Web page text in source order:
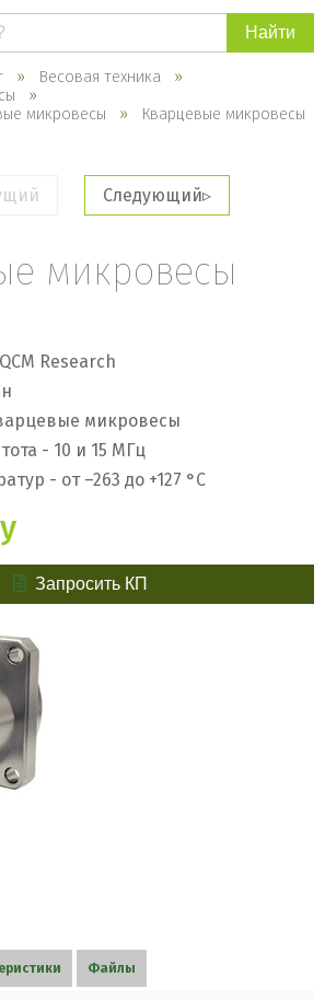
Весовая техника
микровесы
Кварцевые микровесы
Следующий
микровесы
Research
микровесы
- 10 и 15 МГц
- от –263 до +127 °C
Запросить КП
Файлы